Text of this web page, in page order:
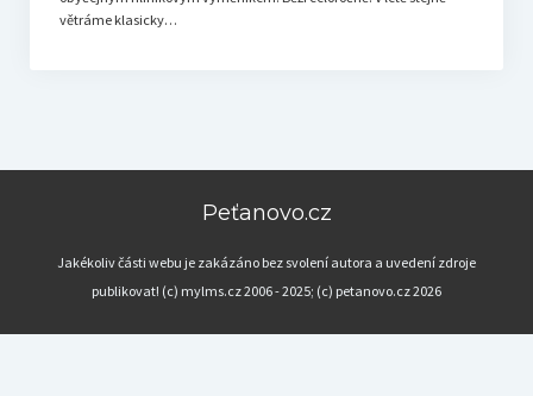
větráme klasicky…
Peťanovo.cz
Jakékoliv části webu je zakázáno bez svolení autora a uvedení zdroje
publikovat! (c) mylms.cz 2006 - 2025; (c) petanovo.cz 2026